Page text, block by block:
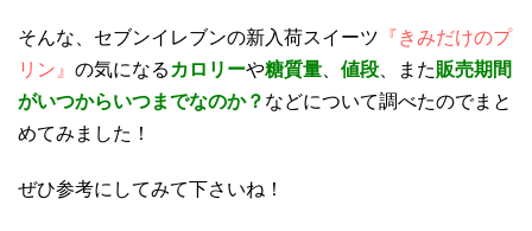
そんな、セブンイレブンの新入荷スイーツ 『きみだけのプ
リン』 の気になる カロリーや糖質量 値段 、また販売期間
がいつからいつまでなのか？ などについて調べたのでまと
めてみました！
ぜひ参考にしてみて下さいね！